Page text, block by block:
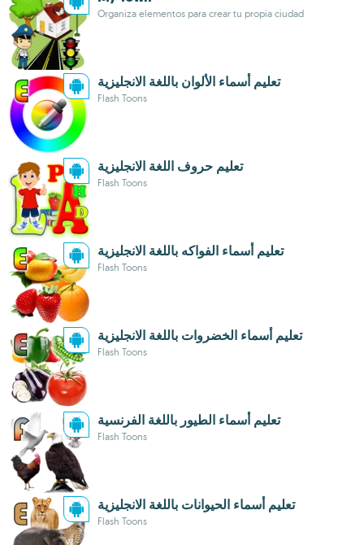
Organiza elementos para crear tu propia ciudad
تعليم أسماء الألوان باللغة الانجليزية
Flash Toons
تعليم حروف اللغة الانجليزية
Flash Toons
تعليم أسماء الفواكه باللغة الانجليزية
Flash Toons
تعليم أسماء الخضروات باللغة الانجليزية
Flash Toons
تعليم أسماء الطيور باللغة الفرنسية
Flash Toons
تعليم أسماء الحيوانات باللغة الانجليزية
Flash Toons